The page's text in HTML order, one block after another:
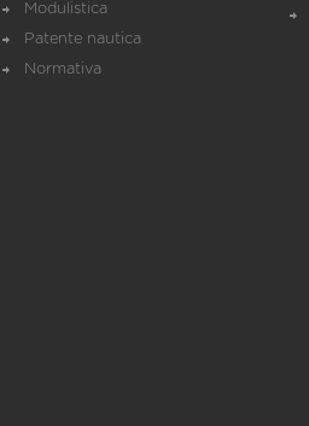
Modulistica
Patente nautica
Normativa